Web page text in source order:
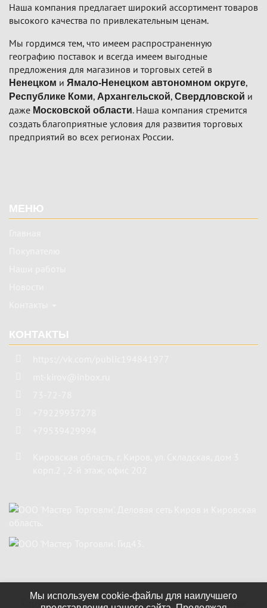
Наша компания предлагает широкий ассортимент товаров
высокого качества по привлекательным ценам.
Мы гордимся тем, что имеем распространенную
географию поставок и всегда имеем выгодные
предложения для магазинов и торговых сетей в
Ненецком и Ямало-Ненецком автономном округе,
Республике Коми, Архангельской, Свердловской и
даже Московской области. Наша компания стремится
создать благоприятные условия для развития торговых
предприятий во всех регионах России.
МЕНЮ
КОНТАКТЫ
Copyright ©2002 - 2026"Мастер Торговли". Все права
Мы используем cookie-файлы для наилучшего